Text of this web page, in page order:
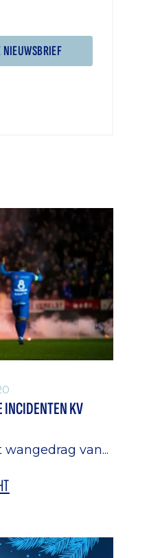
NIEUWSBRIEF
INCIDENTEN KV
van...